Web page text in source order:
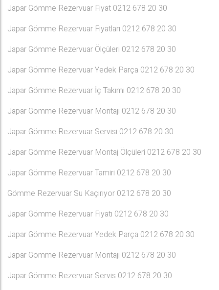
Japar Gömme Rezervuar Fiyat 0212 678 20 30
Japar Gömme Rezervuar Fiyatları 0212 678 20 30
Japar Gömme Rezervuar Ölçüleri 0212 678 20 30
Japar Gömme Rezervuar Yedek Parça 0212 678 20 30
Japar Gömme Rezervuar İç Takımı 0212 678 20 30
Japar Gömme Rezervuar Montajı 0212 678 20 30
Japar Gömme Rezervuar Servisi 0212 678 20 30
Japar Gömme Rezervuar Montaj Ölçüleri 0212 678 20 30
Japar Gömme Rezervuar Tamiri 0212 678 20 30
Gömme Rezervuar Su Kaçırıyor 0212 678 20 30
Japar Gömme Rezervuar Fiyatı 0212 678 20 30
Japar Gömme Rezervuar Yedek Parça 0212 678 20 30
Japar Gömme Rezervuar Montajı 0212 678 20 30
Japar Gömme Rezervuar Servis 0212 678 20 30